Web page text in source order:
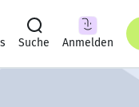
Suche Anmelden